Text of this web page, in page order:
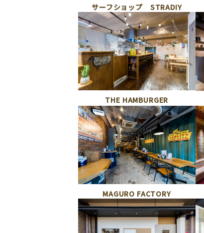
サーフショップ STRADIY
THE HAMBURGER
MAGURO FACTORY